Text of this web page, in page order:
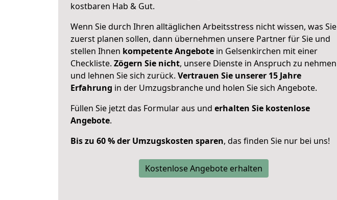
kostbaren Hab & Gut.
Wenn Sie durch Ihren alltäglichen Arbeitsstress nicht wissen, was Sie
zuerst planen sollen, dann übernehmen unsere Partner für Sie und
stellen Ihnen kompetente Angebote in Gelsenkirchen mit einer
Checkliste. Zögern Sie nicht, unsere Dienste in Anspruch zu nehmen
und lehnen Sie sich zurück. Vertrauen Sie unserer 15 Jahre
Erfahrung in der Umzugsbranche und holen Sie sich Angebote.
Füllen Sie jetzt das Formular aus und erhalten Sie kostenlose
Angebote.
Bis zu 60 % der Umzugskosten sparen, das finden Sie nur bei uns!
Kostenlose Angebote erhalten